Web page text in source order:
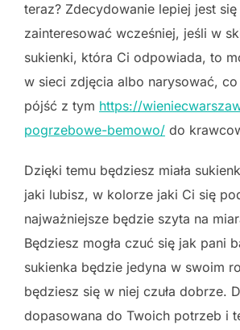
teraz? Zdecydowanie lepiej jest się
zainteresować wcześniej, jeśli w
sukienki, która Ci odpowiada, to
w sieci zdjęcia albo narysować, co
pójść z tym https://
pogrzebowe-bemowo/ do
Dzięki temu będziesz miała
jaki lubisz, w kolorze jaki Ci się
najważniejsze będzie szyta na
Będziesz mogła czuć się jak pani
sukienka będzie jedyna w swoim
będziesz się w niej czuła dobrze.
dopasowana do Twoich potrzeb i